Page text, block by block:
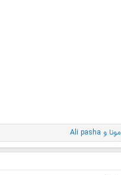
و Ali pasha